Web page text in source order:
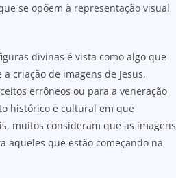
se opõem à representação visual
divinas é vista como algo que
criação de imagens de Jesus,
errôneos ou para a veneração
histórico e cultural em que
muitos consideram que as imagens
aqueles que estão começando na